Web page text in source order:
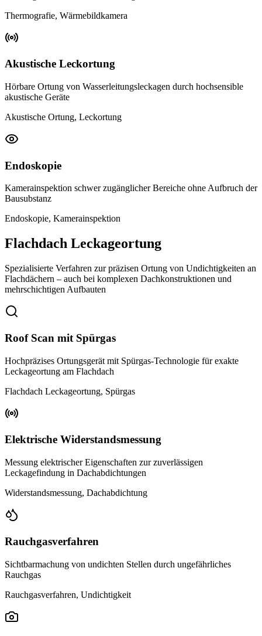
Thermografie, Wärmebildkamera
Akustische Leckortung
Hörbare Ortung von Wasserleitungsleckagen durch hochsensible
akustische Geräte
Akustische Ortung, Leckortung
Endoskopie
Kamerainspektion schwer zugänglicher Bereiche ohne Aufbruch der
Bausubstanz
Endoskopie, Kamerainspektion
Flachdach Leckageortung
Spezialisierte Verfahren zur präzisen Ortung von Undichtigkeiten an
Flachdächern – auch bei komplexen Dachkonstruktionen und
mehrschichtigen Aufbauten
Roof Scan mit Spürgas
Hochpräzises Ortungsgerät mit Spürgas-Technologie für exakte
Leckageortung am Flachdach
Flachdach Leckageortung, Spürgas
Elektrische Widerstandsmessung
Messung elektrischer Eigenschaften zur zuverlässigen
Leckagefindung in Dachabdichtungen
Widerstandsmessung, Dachabdichtung
Rauchgasverfahren
Sichtbarmachung von undichten Stellen durch ungefährliches
Rauchgas
Rauchgasverfahren, Undichtigkeit